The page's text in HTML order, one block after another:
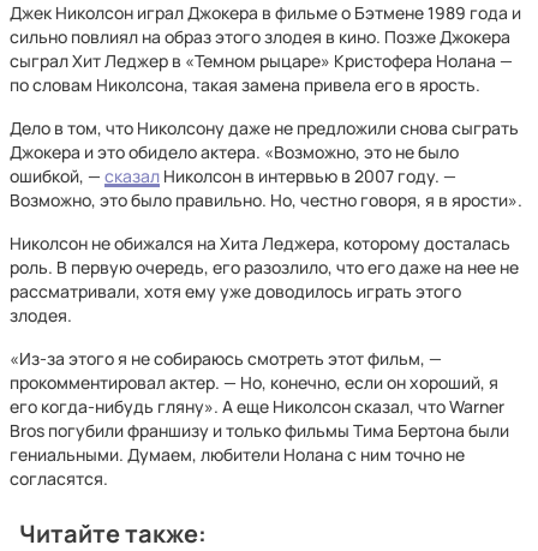
Джек Николсон играл Джокера в фильме о Бэтмене 1989 года и
сильно повлиял на образ этого злодея в кино. Позже Джокера
сыграл Хит Леджер в «Темном рыцаре» Кристофера Нолана —
по словам Николсона, такая замена привела его в ярость.
Дело в том, что Николсону даже не предложили снова сыграть
Джокера и это обидело актера. «Возможно, это не было
ошибкой, — сказал Николсон в интервью в 2007 году. —
Возможно, это было правильно. Но, честно говоря, я в ярости».
Николсон не обижался на Хита Леджера, которому досталась
роль. В первую очередь, его разозлило, что его даже на нее не
рассматривали, хотя ему уже доводилось играть этого
злодея.
«Из-за этого я не собираюсь смотреть этот фильм, —
прокомментировал актер. — Но, конечно, если он хороший, я
его когда-нибудь гляну». А еще Николсон сказал, что Warner
Bros погубили франшизу и только фильмы Тима Бертона были
гениальными. Думаем, любители Нолана с ним точно не
согласятся.
Читайте также: